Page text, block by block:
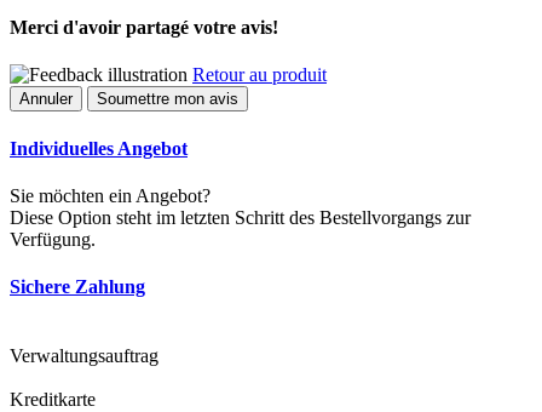
Merci d'avoir partagé votre avis!
Retour au produit
Annuler Soumettre mon avis
Individuelles Angebot
Sie möchten ein Angebot?
Diese Option steht im letzten Schritt des Bestellvorgangs zur
Verfügung.
Sichere Zahlung
Verwaltungsauftrag
Kreditkarte